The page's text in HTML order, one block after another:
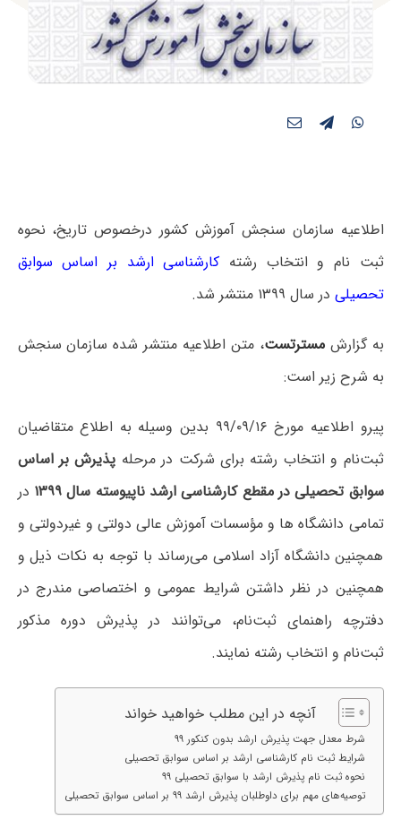
اطلاعیه سازمان سنجش آموزش کشور درخصوص تاریخ، نحوه
ثبت نام و انتخاب رشته کارشناسی ارشد بر اساس سوابق
تحصیلی در سال ۱۳۹۹ منتشر شد.
به گزارشمسترتست، متن اطلاعیه منتشر شده سازمان سنجش
به شرح زیر است:
پیرو اطلاعیه مورخ ۹۹/۰۹/۱۶ بدین وسیله به اطلاع متقاضیان
ثبت‌نام و انتخاب رشته برای شرکت در مرحله پذیرش بر اساس
سوابق تحصیلی در مقطع کارشناسی ارشد ناپیوسته سال ۱۳۹۹
در
تمامی دانشگاه ها و مؤسسات آموزش عالی دولتی و غیردولتی و
همچنین دانشگاه آزاد اسلامی می‌رساند با توجه به نکات ذیل و
همچنین در نظر داشتن شرایط عمومی و اختصاصی مندرج در
دفترچه راهنمای ثبت‌نام، می‌توانند در پذیرش دوره مذکور
ثبت‌نام و انتخاب رشته نمایند.
آنچه در این مطلب خواهید خواند
شرط معدل جهت پذیرش ارشد بدون کنکور ۹۹
شرایط ثبت نام کارشناسی ارشد بر اساس سوابق تحصیلی
نحوه ثبت نام پذیرش ارشد با سوابق تحصیلی ۹۹
توصیه‌های‌ مهم‌ برای داوطلبان پذیرش ارشد ۹۹ بر اساس سوابق تحصیلی